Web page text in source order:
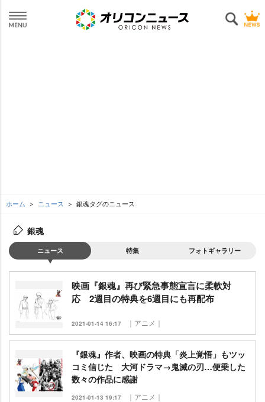
ホーム ニュース 銀魂タグのニュース
銀魂
ニュース 特集 フォトギャラリー
映画『銀魂』再び緊急事態宣言に柔軟対
応 2週目の特典を6週目にも再配布
2021-01-14 16:17 ｜アニメ｜
『銀魂』作者、映画の特典「炎上覚悟」もツッ
コミ信じた 大河ドラマ→鬼滅の刃…便乗した
数々の作品に感謝
2021-01-13 19:17 ｜アニメ｜